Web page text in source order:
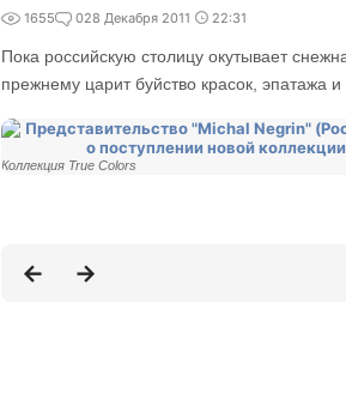
1655 028 Декабря 2011 22:31
Пока российскую столицу окутывает
прежнему царит буйство красок, эпатажа и
Коллекция True Colors